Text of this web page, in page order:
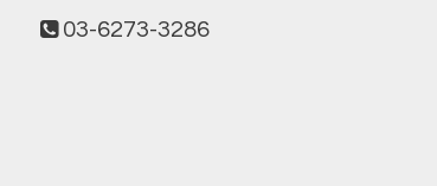
03-6273-3286